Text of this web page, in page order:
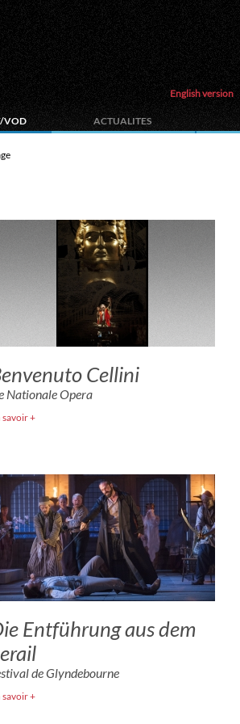
English version
VOD ACTUALITES
Cellini
Nationale Opera
savoir +
Entführung aus dem
de Glyndebourne
savoir +